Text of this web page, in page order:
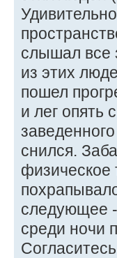
слышал все
из этих
пошел
и лег опять
снился.
физическое
следующее -
среди ночи